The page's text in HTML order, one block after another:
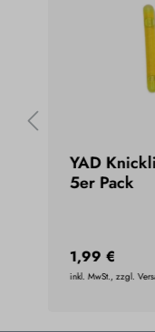
YAD
5er Pack
1,99 €
inkl. MwSt., zzgl.